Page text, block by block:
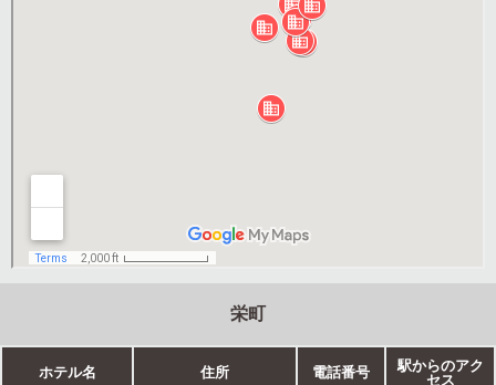
栄町
ホテル名 住所 電話番号
駅からのアク
セス